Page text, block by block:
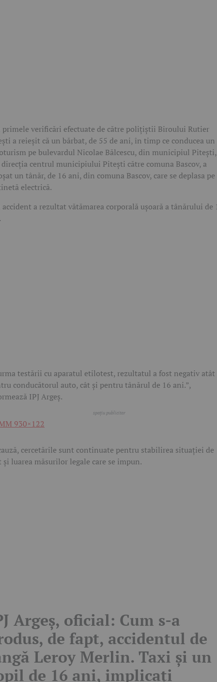
primele verificări efectuate de către polițiștii Biroului Rutier
a reieșit că un bărbat, de 55 de ani, în timp ce conducea un
pe bulevardul Nicolae Bălcescu, din municipiul Pitești,
centrul municipiului Pitești către comuna Bascov, a
un tânăr, de 16 ani, din comuna Bascov, care se deplasa pe
electrică.
accident a rezultat vătămarea corporală ușoară a tânărului de
testării cu aparatul etilotest, rezultatul a fost negativ atât
conducătorul auto, cât și pentru tânărul de 16 ani.”,
IPJ Argeș.
cercetările sunt continuate pentru stabilirea situației de
și luarea măsurilor legale care se impun.
Argeș, oficial: Cum s-a
de fapt, accidentul de
Leroy Merlin. Taxi și un
de 16 ani, implicați